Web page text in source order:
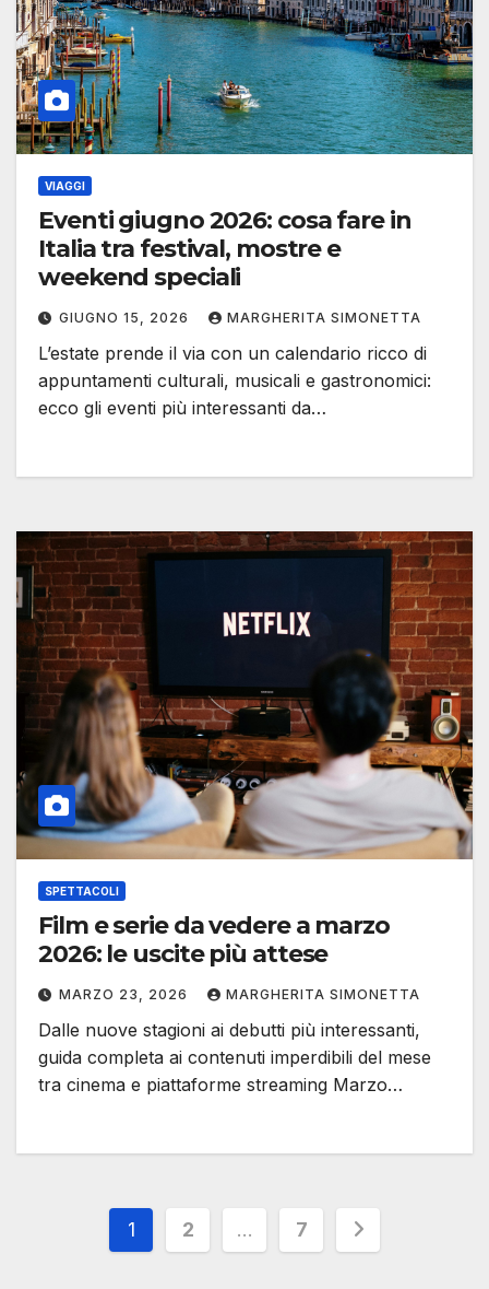
VIAGGI
Eventi giugno 2026: cosa fare in
Italia tra festival, mostre e
weekend speciali
GIUGNO 15, 2026 MARGHERITA SIMONETTA
L’estate prende il via con un calendario ricco di
appuntamenti culturali, musicali e gastronomici:
ecco gli eventi più interessanti da…
SPETTACOLI
Film e serie da vedere a marzo
2026: le uscite più attese
MARZO 23, 2026 MARGHERITA SIMONETTA
Dalle nuove stagioni ai debutti più interessanti,
guida completa ai contenuti imperdibili del mese
tra cinema e piattaforme streaming Marzo…
Paginazione
1 2 … 7